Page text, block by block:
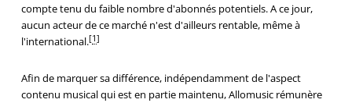
compte tenu du faible nombre d'abonnés potentiels. A ce jour,
aucun acteur de ce marché n'est d'ailleurs rentable, même à
l'international.[1]
Afin de marquer sa différence, indépendamment de l'aspect
contenu musical qui est en partie maintenu, Allomusic rémunère